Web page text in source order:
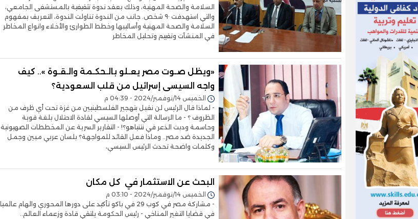
السلامة والصحة المهنية، وذلك بعقد ندوة تثقيفية بالمستشفى الجامعي،
والتي استهدفت ٩٠ شخص. جانب من الندوة تناولت الندوة، التعريف بمفهوم
السلامة والصحة المهنية وأساليبها وخطط الطوارئ والأخلاء وانواع المخاطر
في المنشآت وتقييم وتحليل المخاطر
«ويظل صـوت مصر يعـلو بالـحكـمة والـقـوة ».. كيف
واجه السيسى إسرائيل من قلب السعودية؟
الخميس 14/نوفمبر/2024 - 04:39 م
- لماذا قال الرئيس لن نقبل بتهجير الفلسطينيين من غزة تحت أي ظرف من
الظروف ؟ - ما الرسالة التي أوصلها السيسي لقادة الاحتلال بلغة قوية
وحاسمة ودبت الذعر في نتنياهو؟! - التقارير السرية عن المخططات الصهيونية
الجديدة ضد مصر.. وماذا فعل القائد للمواجهة؟ بلسان عربي مبين وجمل
وكلمات واضحة تحدث الرئيس السيسي،
البحث عن الاستثمار في كل مكان
الخميس 14/نوفمبر/2024 - 03:10 م
- مشاركة مصر في كوب 29 في باكو تأكيد على دورها المحوري والهام عالميا
في قضايا التغير المناخي - رئيس الحكومة يلتقي قادة وزعماء العالم..